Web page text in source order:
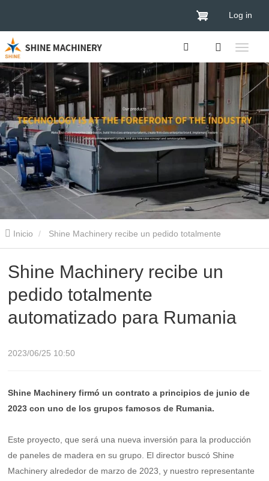
Log in
Inicio
automatizado para Rumania
Shine Machinery recibe un
pedido totalmente
automatizado para Rumania
2023/06/25 10:50
Shine Machinery firmó un contrato a principios de junio de
2023 con uno de los grupos famosos de Rumania.
Este proyecto, que será una nueva inversión para la producción
de paneles de madera en su grupo. El director buscó Shine
Machinery alrededor de marzo de 2023, y nuestro representante